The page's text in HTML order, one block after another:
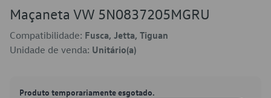
Maçaneta VW 5N0837205MGRU
Compatibilidade: Fusca, Jetta, Tiguan
Unidade de venda: Unitário(a)
Produto temporariamente esgotado.